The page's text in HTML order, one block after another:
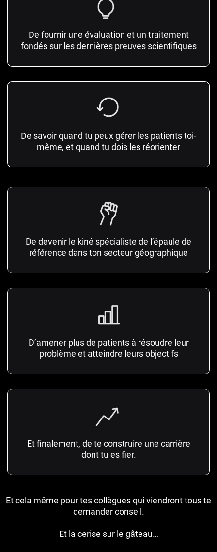
De fournir une évaluation et un traitement
fondés sur les dernières preuves scientifiques
De savoir quand tu peux gérer les patients toi-
même, et quand tu dois les réorienter
De devenir le kiné spécialiste de l’épaule de
référence dans ton secteur géographique
D’amener plus de patients à résoudre leur
problème et atteindre leurs objectifs
Et finalement, de te construire une carrière
dont tu es fier.
Et cela même pour tes collègues qui viendront tous te
demander conseil.
Et la cerise sur le gâteau…